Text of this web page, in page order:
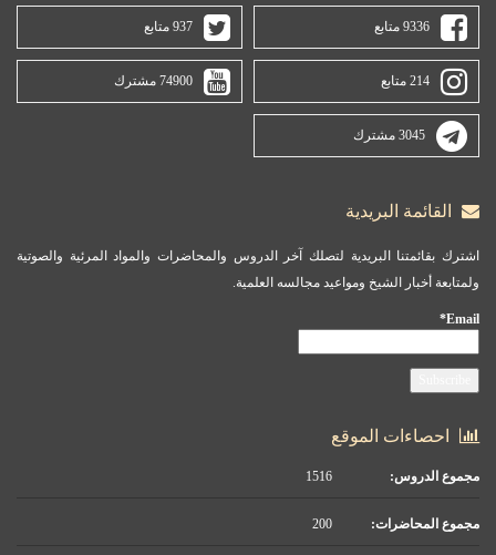
9336 متابع 937 متابع
214 متابع 74900 مشترك
3045 مشترك
القائمة البريدية
اشترك بقائمتنا البريدية لتصلك آخر الدروس والمحاضرات والمواد المرئية والصوتية
ولمتابعة أخبار الشيخ ومواعيد مجالسه العلمية.
Email*
احصاءات الموقع
مجموع الدروس:
مجموع المحاضرات: